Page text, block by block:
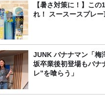
【暑さ対策に！】こ
れ！ スースースプレー
JUNK バナナマン「梅澤美波さん、乃木
坂卒業後初登場もバナ
レ”を喰らう」